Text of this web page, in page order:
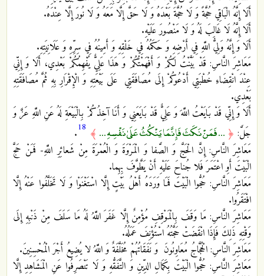
أَلَا إِنَّهُ الْبَاقِي حُجَّةً وَ لَا حُجَّةَ بَعْدَهُ وَ لَا حَقَّ إِلَّا مَعَهُ وَ لَا نُورَ إِلَّا عِنْدَهُ.
أَلَا إِنَّهُ لَا غَالِبَ لَهُ وَ لَا مَنْصُورَ عَلَيْهِ.
أَلَا وَ إِنَّهُ وَلِيُّ اللَّهِ فِي أَرْضِهِ وَ حَكَمُهُ فِي خَلْقِهِ وَ أَمِينُهُ فِي سِرِّهِ وَ عَلَانِيَتِهِ.
مَعَاشِرَ النَّاسِ: قَدْ بَيَّنْتُ لَكُمْ وَ أَفْهَمْتُكُمْ وَ هَذَا عَلِيٌّ يُفْهِمُكُمْ بَعْدِي، أَلَا وَ إِنِّي
عِنْدَ انْقِضَاءِ خُطْبَتِي أَدْعُوكُمْ إِلَى مُصَافَقَتِي‏ عَلَى بَيْعَتِهِ وَ الْإِقْرَارِ بِهِ ثُمَّ مُصَافَقَتِهِ
بَعْدِي.
أَلَا وَ إِنِّي قَدْ بَايَعْتُ اللَّهَ وَ عَلِيٌّ قَدْ بَايَعَنِي وَ أَنَا آخِذُكُمْ بِالْبَيْعَةِ لَهُ عَنِ اللَّهِ عَزَّ وَ
جَلَّ: ﴿ ... فَمَنْ نَكَثَ فَإِنَّمَا يَنْكُثُ عَلَىٰ نَفْسِهِ ... ﴾ 18
.
مَعَاشِرَ النَّاسِ: إِنَّ الْحَجَّ وَ الصَّفا وَ الْمَرْوَةَ وَ الْعُمْرَةَ مِنْ شَعائِرِ اللَّهِ- فَمَنْ حَجَّ
الْبَيْتَ أَوِ اعْتَمَرَ فَلا جُناحَ عَلَيْهِ أَنْ يَطَّوَّفَ بِهِما.
مَعَاشِرَ النَّاسِ: حُجُّوا الْبَيْتَ فَمَا وَرَدَهُ أَهْلُ بَيْتٍ إِلَّا اسْتَغْنَوْا وَ لَا تَخَلَّفُوا عَنْهُ إِلَّا
افْتَقَرُوا.
مَعَاشِرَ النَّاسِ: مَا وَقَفَ بِالْمَوْقِفِ مُؤْمِنٌ إِلَّا غَفَرَ اللَّهُ لَهُ مَا سَلَفَ مِنْ ذَنْبِهِ إِلَى
وَقْتِهِ ذَلِكَ فَإِذَا انْقَضَتْ حَجَّتُهُ اسْتُؤْنِفَ عَمَلُهُ.
مَعَاشِرَ النَّاسِ: الْحُجَّاجُ مُعَاوِنُونَ‏ وَ نَفَقَاتُهُمْ مُخَلَّفَةٌ وَ اللَّهُ‏ لا يُضِيعُ أَجْرَ الْمُحْسِنِينَ.
مَعَاشِرَ النَّاسِ: حُجُّوا الْبَيْتَ بِكَمَالِ الدِّينِ وَ التَّفَقُّهِ وَ لَا تَنْصَرِفُوا عَنِ الْمَشَاهِدِ إِلَّا